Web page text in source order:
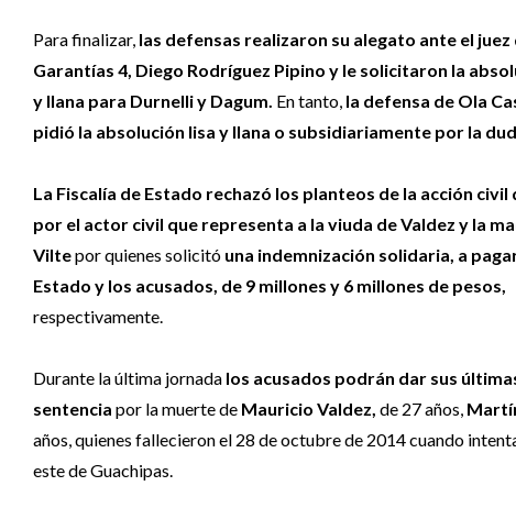
Para finalizar, las defensas realizaron su alegato ante el juez
Garantías 4, Diego Rodríguez Pipino y le solicitaron la
y llana para Durnelli y Dagum. En tanto, la defensa de Ola
pidió la absolución lisa y llana o subsidiariamente por la
La Fiscalía de Estado rechazó los planteos de la acción civil
por el actor civil que representa a la viuda de Valdez y la
Viltepor quienes solicitó una indemnización solidaria, a
Estado y los acusados, de 9 millones y 6 millones de pesos,
respectivamente.
Durante la última jornada los acusados podrán dar sus
sentencia por la muerte de Mauricio Valdez, de 27 años,
años, quienes fallecieron el 28 de octubre de 2014 cuando
este de Guachipas.